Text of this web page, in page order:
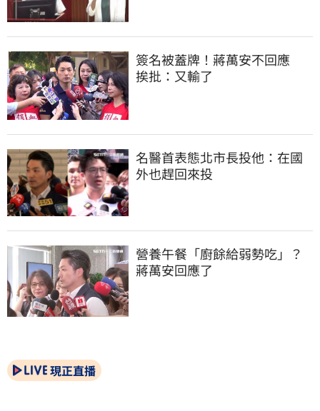
簽名被蓋牌！蔣萬安不回應
挨批：又輸了
名醫首表態北市長投他：在國
外也趕回來投
營養午餐「廚餘給弱勢吃」？
蔣萬安回應了
現正直播